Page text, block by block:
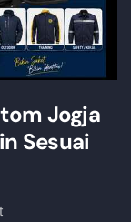
Jogja
Sesuai